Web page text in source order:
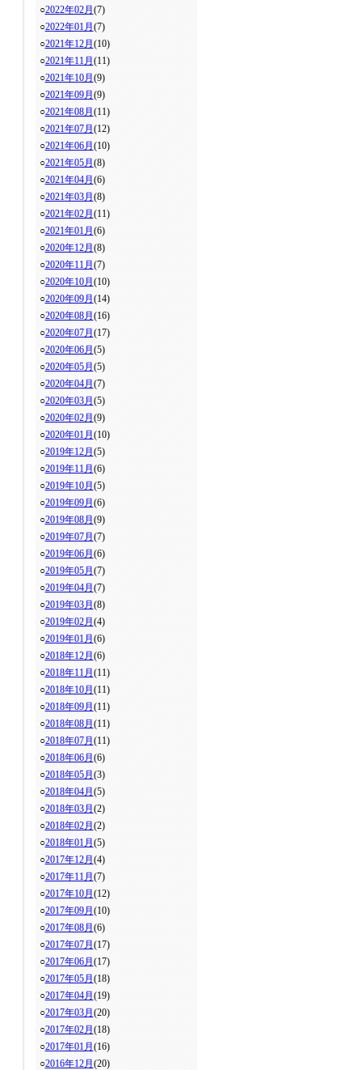
○2022年02月 (7)
○2022年01月 (7)
○2021年12月 (10)
○2021年11月 (11)
○2021年10月 (9)
○2021年09月 (9)
○2021年08月 (11)
○2021年07月 (12)
○2021年06月 (10)
○2021年05月 (8)
○2021年04月 (6)
○2021年03月 (8)
○2021年02月 (11)
○2021年01月 (6)
○2020年12月 (8)
○2020年11月 (7)
○2020年10月 (10)
○2020年09月 (14)
○2020年08月 (16)
○2020年07月 (17)
○2020年06月 (5)
○2020年05月 (5)
○2020年04月 (7)
○2020年03月 (5)
○2020年02月 (9)
○2020年01月 (10)
○2019年12月 (5)
○2019年11月 (6)
○2019年10月 (5)
○2019年09月 (6)
○2019年08月 (9)
○2019年07月 (7)
○2019年06月 (6)
○2019年05月 (7)
○2019年04月 (7)
○2019年03月 (8)
○2019年02月 (4)
○2019年01月 (6)
○2018年12月 (6)
○2018年11月 (11)
○2018年10月 (11)
○2018年09月 (11)
○2018年08月 (11)
○2018年07月 (11)
○2018年06月 (6)
○2018年05月 (3)
○2018年04月 (5)
○2018年03月 (2)
○2018年02月 (2)
○2018年01月 (5)
○2017年12月 (4)
○2017年11月 (7)
○2017年10月 (12)
○2017年09月 (10)
○2017年08月 (6)
○2017年07月 (17)
○2017年06月 (17)
○2017年05月 (18)
○2017年04月 (19)
○2017年03月 (20)
○2017年02月 (18)
○2017年01月 (16)
○2016年12月 (20)